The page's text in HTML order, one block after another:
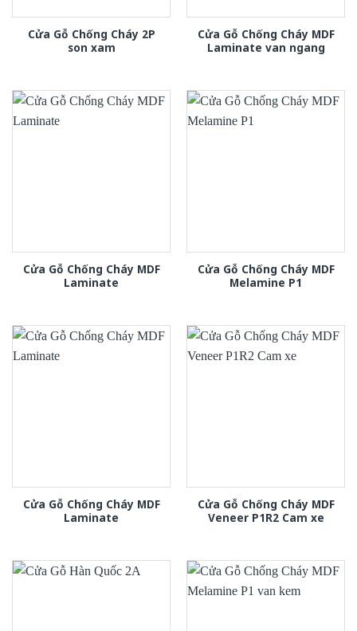
Cửa Gỗ Chống Cháy 2P
son xam
Cửa Gỗ Chống Cháy MDF
Laminate van ngang
Cửa Gỗ Chống Cháy MDF
Laminate
Cửa Gỗ Chống Cháy MDF
Melamine P1
Cửa Gỗ Chống Cháy MDF
Laminate
Cửa Gỗ Chống Cháy MDF
Veneer P1R2 Cam xe